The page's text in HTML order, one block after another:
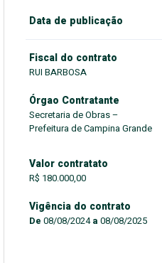
Data de publicação
Fiscal do contrato
RUI BARBOSA
Órgao Contratante
Secretaria de Obras –
Prefeitura de Campina Grande
Valor contratato
R$ 180.000,00
Vigência do contrato
De 08/08/2024a 08/08/2025